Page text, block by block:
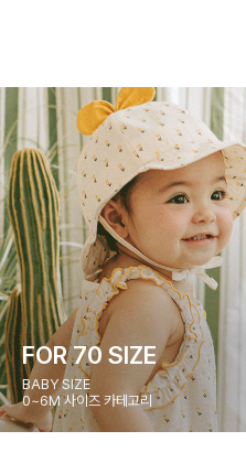
FOR 70 SIZE
BABY SIZE
0~6M 사이즈 카테고리